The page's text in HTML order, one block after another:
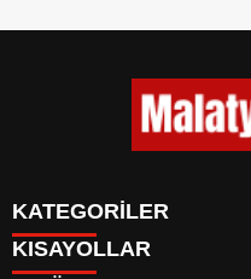
KATEGORİLER
GÜNDEM
KISAYOLLAR